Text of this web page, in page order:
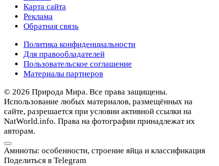
Карта сайта
Реклама
Обратная связь
Политика конфиденциальности
Для правообладателей
Пользовательское соглашение
Материалы партнеров
© 2026 Природа Мира. Все права защищены.
Использование любых материалов, размещённых на
сайте, разрешается при условии активной ссылки на
NatWorld.info. Права на фотографии принадлежат их
авторам.
Амниоты: особенности, строение яйца и классификация
Поделиться в Telegram